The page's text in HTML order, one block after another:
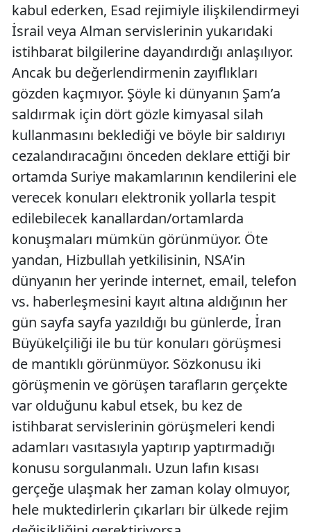
kabul ederken, Esad rejimiyle ilişkilendirmeyi
İsrail veya Alman servislerinin yukarıdaki
istihbarat bilgilerine dayandırdığı anlaşılıyor.
Ancak bu değerlendirmenin zayıflıkları
gözden kaçmıyor. Şöyle ki dünyanın Şam’a
saldırmak için dört gözle kimyasal silah
kullanmasını beklediği ve böyle bir saldırıyı
cezalandıracağını önceden deklare ettiği bir
ortamda Suriye makamlarının kendilerini ele
verecek konuları elektronik yollarla tespit
edilebilecek kanallardan/ortamlarda
konuşmaları mümkün görünmüyor. Öte
yandan, Hizbullah yetkilisinin, NSA’in
dünyanın her yerinde internet, email, telefon
vs. haberleşmesini kayıt altına aldığının her
gün sayfa sayfa yazıldığı bu günlerde, İran
Büyükelçiliği ile bu tür konuları görüşmesi
de mantıklı görünmüyor. Sözkonusu iki
görüşmenin ve görüşen tarafların gerçekte
var olduğunu kabul etsek, bu kez de
istihbarat servislerinin görüşmeleri kendi
adamları vasıtasıyla yaptırıp yaptırmadığı
konusu sorgulanmalı. Uzun lafın kısası
gerçeğe ulaşmak her zaman kolay olmuyor,
hele muktedirlerin çıkarları bir ülkede rejim